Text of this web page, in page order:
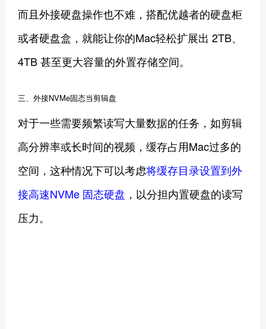
而且外接硬盘操作也不难，搭配优越者的硬盘柜
或者硬盘盒，就能让你的Mac轻松扩展出 2TB、
4TB 甚至更大容量的外置存储空间。
三、外接NVMe固态当剪辑盘
对于一些需要频繁读写大量数据的任务，如剪辑
高分辨率或长时间的视频，缓存占用Mac过多的
空间，这种情况下可以考虑将缓存目录设置到外
接高速NVMe 固态硬盘 ，以分担内置硬盘的读写
压力。